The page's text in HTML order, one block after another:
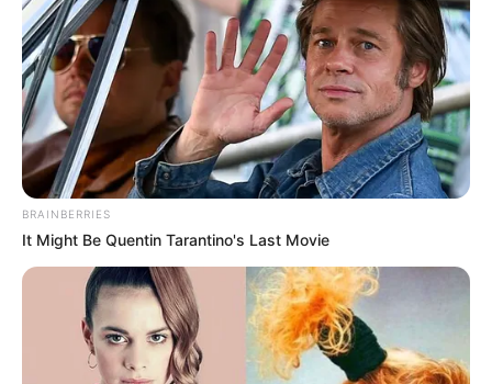
BRAINBERRIES
It Might Be Quentin Tarantino's Last Movie